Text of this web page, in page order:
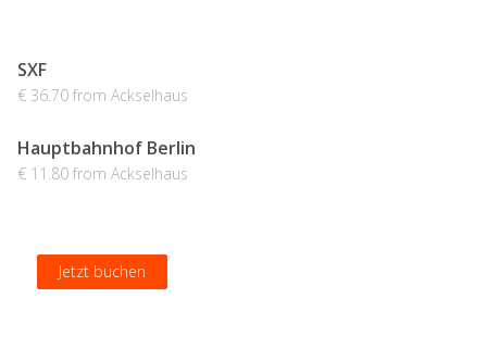
SXF
€ 36.70 from Ackselhaus
Jetzt buchen
Hauptbahnhof Berlin
€ 11.80 from Ackselhaus
Jetzt buchen